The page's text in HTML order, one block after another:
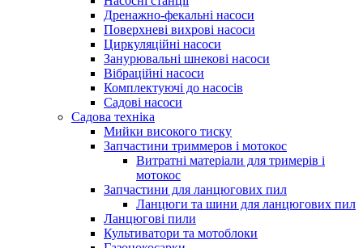
Дренажно-фекальні насоси
Поверхневі вихрові насоси
Циркуляційні насоси
Занурювальні шнекові насоси
Вібраційні насоси
Комплектуючі до насосів
Cадові насоси
Садова техніка
Мийки високого тиску
Запчастини триммеров і мотокос
Витратні матеріали для тримерів і
мотокос
Запчастини для ланцюгових пил
Ланцюги та шини для ланцюгових пил
Ланцюгові пили
Культиватори та мотоблоки